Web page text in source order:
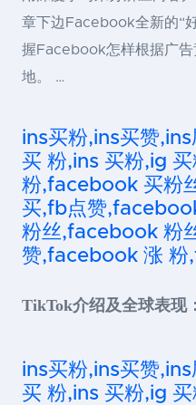
章下边Facebook全新的“
握Facebook怎样根据广告
地。 …
ins买粉,ins买赞
买 粉,ins 买粉,ig
粉,facebook 买粉
买,fb点赞
粉丝,facebook 粉
赞,facebook 涨 粉
TikTok介绍及全球表现
ins买粉,ins买赞
买 粉,ins 买粉,ig